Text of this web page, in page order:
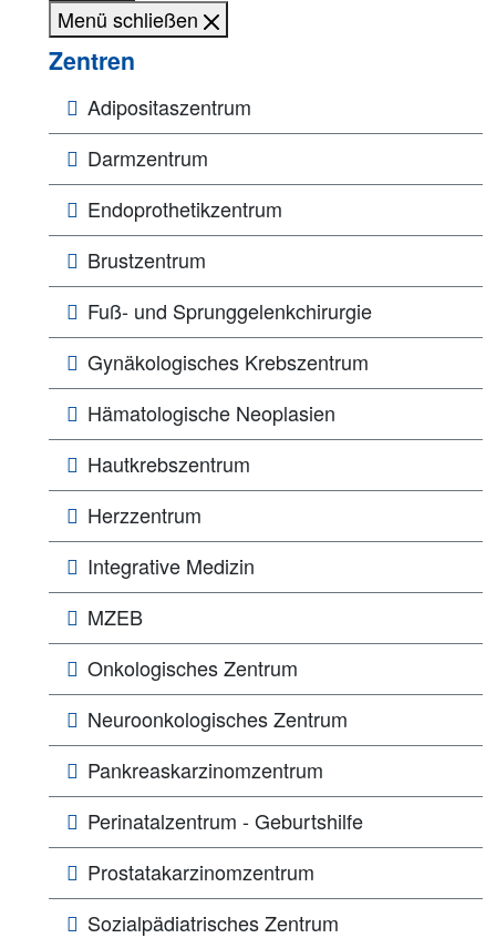
Menü schließen
Zentren
Adipositaszentrum
Darmzentrum
Endoprothetikzentrum
Brustzentrum
Fuß- und Sprunggelenkchirurgie
Gynäkologisches Krebszentrum
Hämatologische Neoplasien
Hautkrebszentrum
Herzzentrum
Integrative Medizin
MZEB
Onkologisches Zentrum
Neuroonkologisches Zentrum
Pankreaskarzinomzentrum
Perinatalzentrum - Geburtshilfe
Prostatakarzinomzentrum
Sozialpädiatrisches Zentrum